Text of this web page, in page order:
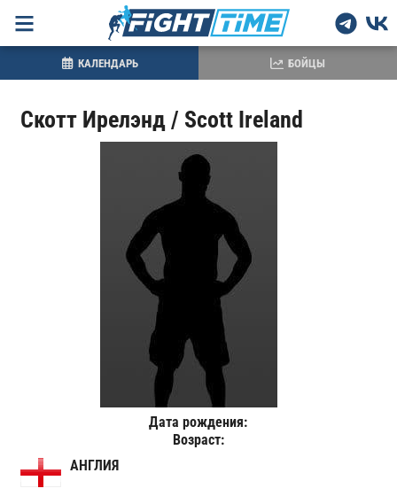
Скотт Ирелэнд / Scott Ireland
Дата рождения:
Возраст:
АНГЛИЯ
КАЛЕНДАРЬ БОЙЦЫ